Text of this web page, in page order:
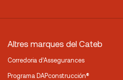
Altres marques del Cateb
Corredoria d’Assegurances
Programa DAPconstrucción®